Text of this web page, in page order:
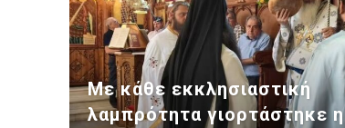
Με κάθε εκκλησιαστική
λαμπρότητα γιορτάστηκε η